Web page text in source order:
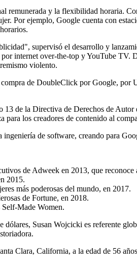
remunerada y la flexibilidad horaria.
Por ejemplo, Google cuenta con
supervisó el desarrollo y
internet over-the-top y YouTube TV.
violento.
de DoubleClick por Google, por
de la Directiva de Derechos de
para los creadores de contenido al
ingeniería de software, creando para
de Adweek en 2013, que
2015.
más poderosas del mundo, en 2017.
de Fortune, en 2018.
Made Women.
Susan Wojcicki es referente
Clara, California, a la edad de 56